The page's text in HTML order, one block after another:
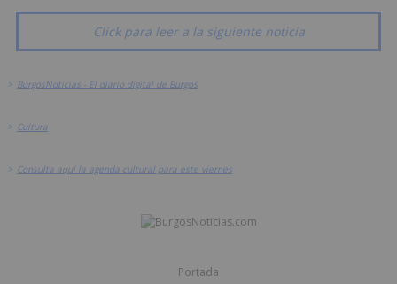
Click para leer a la siguiente noticia
> BurgosNoticias - El diario digital de Burgos
> Cultura
> Consulta aquí la agenda cultural para este viernes
Portada